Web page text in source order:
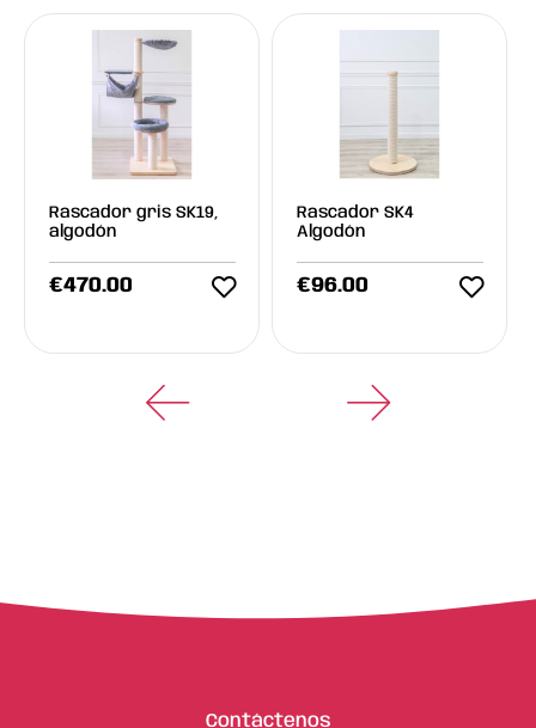
Rascador gris SK19,
algodón
€470.00
Rascador SK4
Algodón
€96.00
Contáctenos